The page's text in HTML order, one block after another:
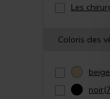
Les
Coloris des
beige
noir